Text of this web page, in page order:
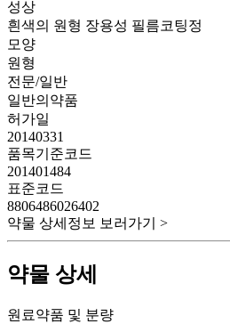
성상
흰색의 원형 장용성 필름코팅정
모양
원형
전문/일반
일반의약품
허가일
20140331
품목기준코드
201401484
표준코드
8806486026402
약물 상세정보 보러가기 >
약물 상세
원료약품 및 분량